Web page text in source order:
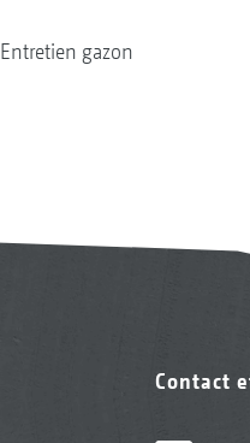
Entretien gazon
Contact